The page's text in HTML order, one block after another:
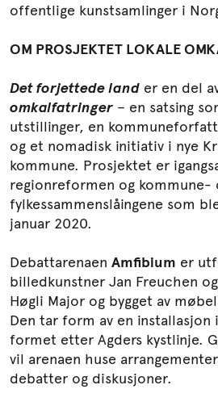
offentlige kunstsamlinger i
OM PROSJEKTET LOKALE
Det forjettede land er en del
omkalfatringer – en satsing
utstillinger, en
og et nomadisk initiativ i nye
kommune. Prosjektet er
regionreformen og kommune-
fylkessammenslåingene som
januar 2020.
Debattarenaen Amfibium er
billedkunstner Jan Freuchen
Høgli Major og bygget av
Den tar form av en installasjon
formet etter Agders kystlinje.
vil arenaen huse
debatter og diskusjoner.